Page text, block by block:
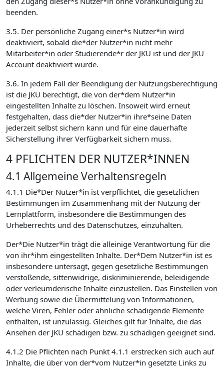
beenden.
3.5. Der persönliche Zugang einer*s Nutzer*in wird
deaktiviert, sobald die*der Nutzer*in nicht mehr
Mitarbeiter*in oder Studierende*r der JKU ist und der JKU
Account deaktiviert wurde.
3.6. In jedem Fall der Beendigung der Nutzungsberechtigung
ist die JKU berechtigt, die von der*dem Nutzer*in
eingestellten Inhalte zu löschen. Insoweit wird erneut
festgehalten, dass die*der Nutzer*in ihre*seine Daten
jederzeit selbst sichern kann und für eine dauerhafte
Sicherstellung ihrer Verfügbarkeit sichern muss.
4 PFLICHTEN DER NUTZER*INNEN
4.1 Allgemeine Verhaltensregeln
4.1.1 Die*Der Nutzer*in ist verpflichtet, die gesetzlichen
Bestimmungen im Zusammenhang mit der Nutzung der
Lernplattform, insbesondere die Bestimmungen des
Urheberrechts und des Datenschutzes, einzuhalten.
Der*Die Nutzer*in trägt die alleinige Verantwortung für die
von ihr*ihm eingestellten Inhalte. Der*Dem Nutzer*in ist es
insbesondere untersagt, gegen gesetzliche Bestimmungen
verstoßende, sittenwidrige, diskriminierende, beleidigende
oder verleumderische Inhalte einzustellen. Das Einstellen von
Werbung sowie die Übermittelung von Informationen,
welche Viren, Fehler oder ähnliche schädigende Elemente
enthalten, ist unzulässig. Gleiches gilt für Inhalte, die das
Ansehen der JKU schädigen bzw. zu schädigen geeignet sind.
4.1.2 Die Pflichten nach Punkt 4.1.1 erstrecken sich auch auf
Inhalte, die über von der*vom Nutzer*in gesetzte Links zu